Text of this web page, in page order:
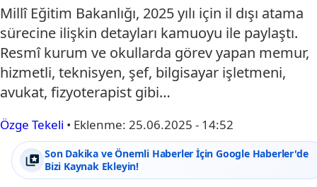
Millî Eğitim Bakanlığı, 2025 yılı için il dışı atama
sürecine ilişkin detayları kamuoyu ile paylaştı.
Resmî kurum ve okullarda görev yapan memur,
hizmetli, teknisyen, şef, bilgisayar işletmeni,
avukat, fizyoterapist gibi…
Özge Tekeli • Eklenme: 25.06.2025 - 14:52
Son Dakika ve Önemli Haberler İçin Google Haberler'de
Bizi Kaynak Ekleyin!